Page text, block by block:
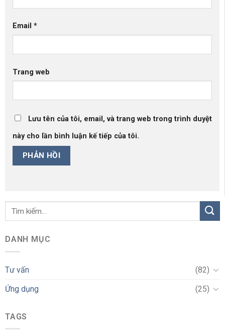
Email *
Trang web
Lưu tên của tôi, email, và trang web trong trình duyệt
này cho lần bình luận kế tiếp của tôi.
DANH MỤC
Tư vấn
(82)
Ứng dụng
(25)
TAGS